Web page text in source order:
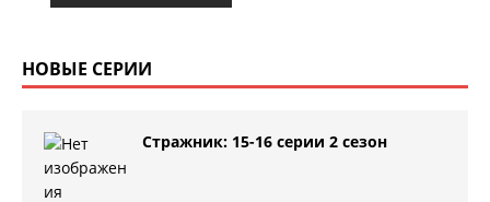
НОВЫЕ СЕРИИ
Стражник: 15-16 серии 2 сезон